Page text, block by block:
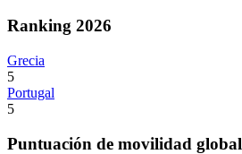
Ranking 2026
Grecia
5
Portugal
5
Puntuación de movilidad global